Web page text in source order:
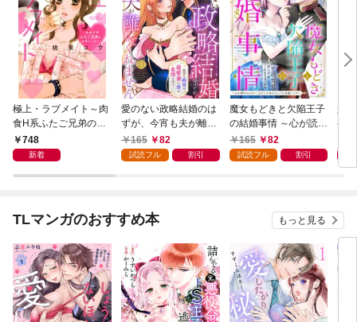
極上・ラブメイト～肉
食H系ふたご兄弟のお
気にいり～
748
新着
愛のない政略結婚のは
ずが、今宵も夫が離し
てくれません～無骨な
将軍は最愛妻に滾る恋
165 82
試読フル 割引
魔女もどきと欠陥王子
の結婚事情 ～心が読め
ちゃうので、あなたの
本心なんてお見通しで
165 82
試読フル 割引
婚
や
た
TLマンガのおすすめ本 もっと見る